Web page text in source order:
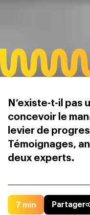
N’existe-t-il pas
concevoir le
levier de
Témoignages,
deux experts.
7 min Partager